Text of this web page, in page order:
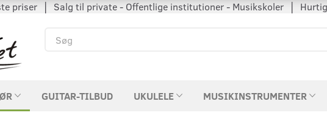
│ Salg til private - Offentlige institutioner - Musikskoler │
GUITAR-TILBUD UKULELE MUSIKINSTRUMENTER